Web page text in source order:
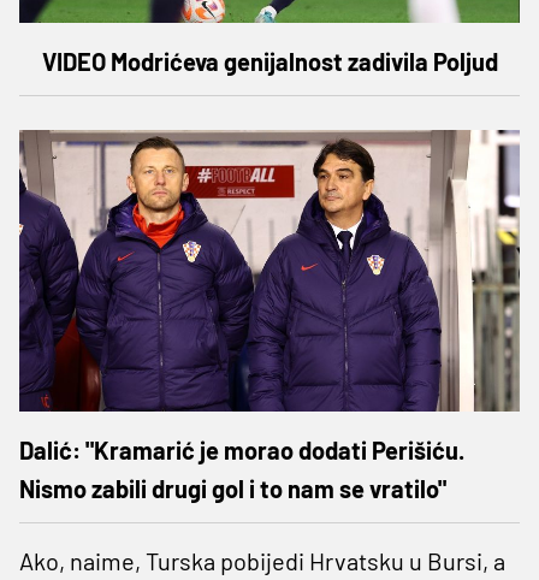
VIDEO Modrićeva genijalnost zadivila Poljud
Dalić: "Kramarić je morao dodati Perišiću.
Nismo zabili drugi gol i to nam se vratilo"
Ako, naime, Turska pobijedi Hrvatsku u Bursi, a